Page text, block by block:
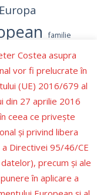
Europa
familie
Israel LGBT
PNL
Schengen
Valori
Costea asupra
vor fi prelucrate în
(UE) 2016/679 al
din 27 aprilie 2016
ceea ce priveşte
şi privind libera
Directivei 95/46/CE
precum şi ale
în aplicare a